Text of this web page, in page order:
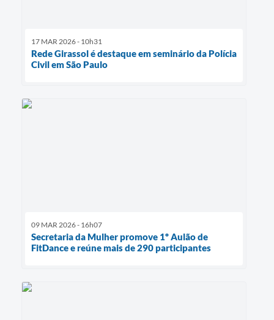
17 MAR 2026 - 10h31
Rede Girassol é destaque em seminário da Polícia
Civil em São Paulo
09 MAR 2026 - 16h07
Secretaria da Mulher promove 1º Aulão de
FitDance e reúne mais de 290 participantes